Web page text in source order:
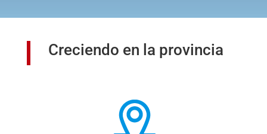
Creciendo en la provincia